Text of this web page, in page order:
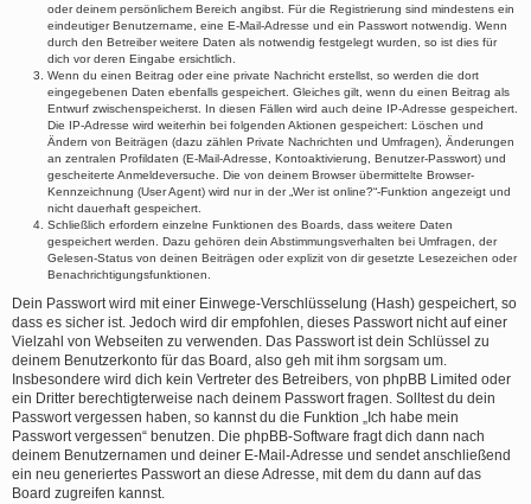
oder deinem persönlichem Bereich angibst. Für die Registrierung sind mindestens ein
eindeutiger Benutzername, eine E-Mail-Adresse und ein Passwort notwendig. Wenn
durch den Betreiber weitere Daten als notwendig festgelegt wurden, so ist dies für
dich vor deren Eingabe ersichtlich.
Wenn du einen Beitrag oder eine private Nachricht erstellst, so werden die dort
eingegebenen Daten ebenfalls gespeichert. Gleiches gilt, wenn du einen Beitrag als
Entwurf zwischenspeicherst. In diesen Fällen wird auch deine IP-Adresse gespeichert.
Die IP-Adresse wird weiterhin bei folgenden Aktionen gespeichert: Löschen und
Ändern von Beiträgen (dazu zählen Private Nachrichten und Umfragen), Änderungen
an zentralen Profildaten (E-Mail-Adresse, Kontoaktivierung, Benutzer-Passwort) und
gescheiterte Anmeldeversuche. Die von deinem Browser übermittelte Browser-
Kennzeichnung (User Agent) wird nur in der „Wer ist online?“-Funktion angezeigt und
nicht dauerhaft gespeichert.
Schließlich erfordern einzelne Funktionen des Boards, dass weitere Daten
gespeichert werden. Dazu gehören dein Abstimmungsverhalten bei Umfragen, der
Gelesen-Status von deinen Beiträgen oder explizit von dir gesetzte Lesezeichen oder
Benachrichtigungsfunktionen.
Dein Passwort wird mit einer Einwege-Verschlüsselung (Hash) gespeichert, so
dass es sicher ist. Jedoch wird dir empfohlen, dieses Passwort nicht auf einer
Vielzahl von Webseiten zu verwenden. Das Passwort ist dein Schlüssel zu
deinem Benutzerkonto für das Board, also geh mit ihm sorgsam um.
Insbesondere wird dich kein Vertreter des Betreibers, von phpBB Limited oder
ein Dritter berechtigterweise nach deinem Passwort fragen. Solltest du dein
Passwort vergessen haben, so kannst du die Funktion „Ich habe mein
Passwort vergessen“ benutzen. Die phpBB-Software fragt dich dann nach
deinem Benutzernamen und deiner E-Mail-Adresse und sendet anschließend
ein neu generiertes Passwort an diese Adresse, mit dem du dann auf das
Board zugreifen kannst.